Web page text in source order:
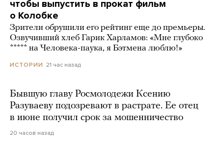
чтобы выпустить в прокат фильм
о Колобке
Зрители обрушили его рейтинг еще до премьеры.
Озвучивший хлеб Гарик Харламов: «Мне глубоко
***** на Человека-паука, я Бэтмена люблю!»
ИСТОРИИ 21 час назад
Бывшую главу Росмолодежи Ксению
Разуваеву подозревают в растрате. Ее отец
в июне получил срок за мошенничество
20 часов назад